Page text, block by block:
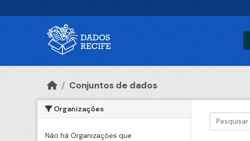
Conjuntos de dados
Organizações
Não há Organizações que